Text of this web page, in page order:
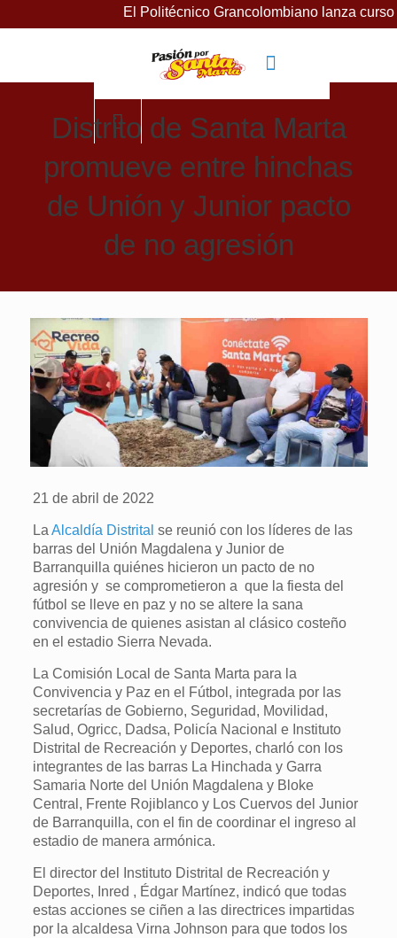
El Politécnico Grancolombiano lanza cursos
Distrito de Santa Marta
promueve entre hinchas
de Unión y Junior pacto
de no agresión
21 de abril de 2022
LaAlcaldía Distrital se reunió con los líderes de las
barras del Unión Magdalena y Junior de
Barranquilla quiénes hicieron un pacto de no
agresión y se comprometieron a que la fiesta del
fútbol se lleve en paz y no se altere la sana
convivencia de quienes asistan al clásico costeño
en el estadio Sierra Nevada.
La Comisión Local de Santa Marta para la
Convivencia y Paz en el Fútbol, integrada por las
secretarías de Gobierno, Seguridad, Movilidad,
Salud, Ogricc, Dadsa, Policía Nacional e Instituto
Distrital de Recreación y Deportes, charló con los
integrantes de las barras La Hinchada y Garra
Samaria Norte del Unión Magdalena y Bloke
Central, Frente Rojiblanco y Los Cuervos del Junior
de Barranquilla, con el fin de coordinar el ingreso al
estadio de manera armónica.
El director del Instituto Distrital de Recreación y
Deportes, Inred , Édgar Martínez, indicó que todas
estas acciones se ciñen a las directrices impartidas
por la alcaldesa Virna Johnson para que todos los